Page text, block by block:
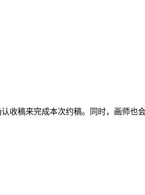
稿来完成本次约稿。同时，画师也